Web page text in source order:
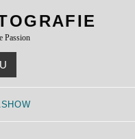
Passion